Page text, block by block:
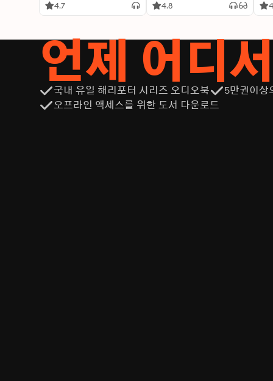
4.7 4.8
언제 어디
국내 유일 해리포터 시리즈 오디오북
5만권이상
오프라인 액세스를 위한 도서 다운로드